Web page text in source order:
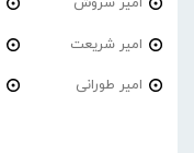
امیر شریعت
امیر طورانی